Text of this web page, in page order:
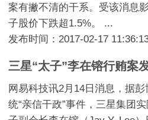
案有撇不清的干系。受该消息
子股价下跌超1.5%。 ...
发布时间：2017-02-17
三星“太子”李在镕行贿案
网易科技讯2月14日消息，据
统“亲信干政”事件，三星集团